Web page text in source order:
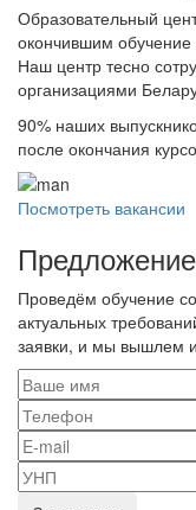
Образовательный
окончившим
Наш центр тесно
организациями
90% наших
после окончания
Посмотреть вакансии
Проведём обучение
актуальных
заявки, и мы вышлем